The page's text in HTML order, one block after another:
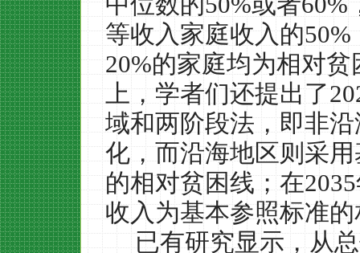
等收入家庭收入的50%
20%的家庭均为相对
上，学者们还提出了
域和两阶段法，即非
化，而沿海地区则采
的相对贫困线；在2035
收入为基本参照标准
已有研究显示，从